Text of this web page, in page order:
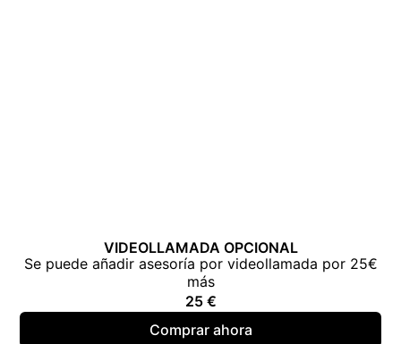
VIDEOLLAMADA OPCIONAL
Se puede añadir asesoría por videollamada por 25€
más
25 €
Comprar ahora